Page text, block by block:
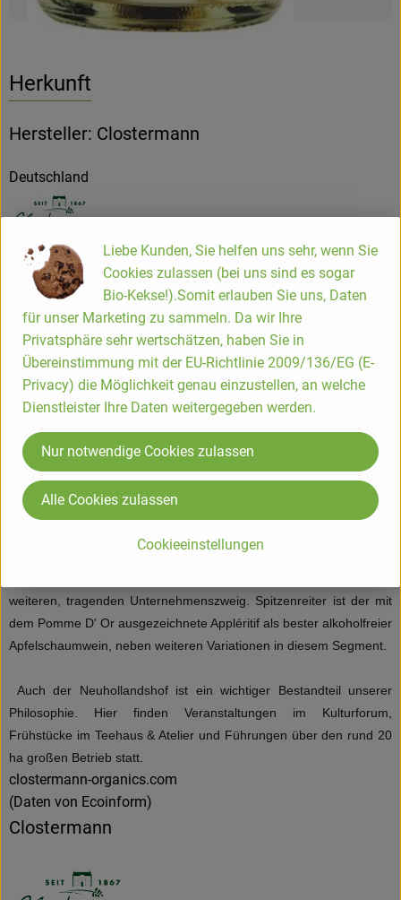
Herkunft
Hersteller: Clostermann
Deutschland
Clostermann Organics GmbH
Leslie Clostermann
D 46487 Wesel
Tradition und gelebte Moderne kennzeichnen seit Generationen
unsere Familie und unsere Hofgeschichte.
Gründergeist und Innovationsfreude führen den Familienbesitz seit
1867 mit jedem Generationswechsel in die Zukunft. 1927 durch die
geführt, ergriff in Nachfolge die 3. Generation den ökologischen
Landbau als konsequente Fortführung mit dem Siegel der
DEMETER Qualität.
Verarbeitung unserer biologisch- dynamisch erzeugten Äpfel und
weiteren, tragenden Unternehmenszweig. Spitzenreiter ist der mit
dem Pomme D' Or ausgezeichnete Appléritif als bester alkoholfreier
Apfelschaumwein, neben weiteren Variationen in diesem Segment.
Auch der Neuhollandshof ist ein wichtiger Bestandteil unserer
Philosophie. Hier finden Veranstaltungen im Kulturforum,
Frühstücke im Teehaus & Atelier und Führungen über den rund 20
ha großen Betrieb statt.
clostermann-organics.com
(Daten von Ecoinform)
Clostermann
Liebe Kunden, Sie helfen uns sehr, wenn Sie
Cookies zulassen (bei uns sind es sogar
Bio-Kekse!).Somit erlauben Sie uns, Daten
für unser Marketing zu sammeln. Da wir Ihre
Privatsphäre sehr wertschätzen, haben Sie in
Übereinstimmung mit der EU-Richtlinie 2009/136/EG (E-
Privacy) die Möglichkeit genau einzustellen, an welche
Dienstleister Ihre Daten weitergegeben werden.
Cookieeinstellungen
Nur notwendige Cookies zulassen
Alle Cookies zulassen